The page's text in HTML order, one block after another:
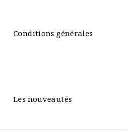
Conditions générales
Les nouveautés